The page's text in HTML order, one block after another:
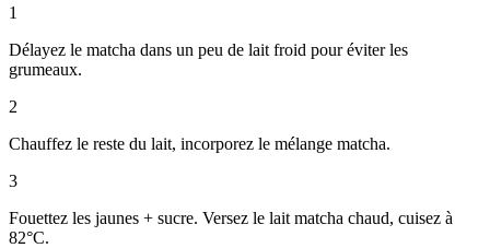
1
Délayez le matcha dans un peu de lait froid pour éviter les
grumeaux.
2
Chauffez le reste du lait, incorporez le mélange matcha.
3
Fouettez les jaunes + sucre. Versez le lait matcha chaud, cuisez à
82°C.